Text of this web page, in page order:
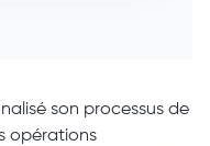
son processus de
opérations